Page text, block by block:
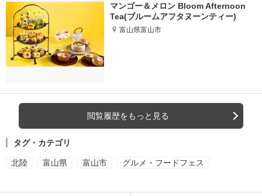
マンゴー＆メロン Bloom Afternoon
Tea(ブルームアフタヌーンティー)
富山県富山市
閲覧履歴をもっと見る
タグ・カテゴリ
北陸 富山県 富山市 グルメ・フードフェス